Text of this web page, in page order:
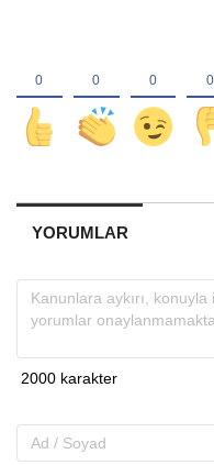
YORUMLAR